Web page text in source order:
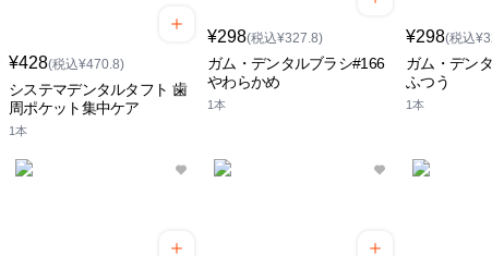
¥428(税込¥470.8)
システマデンタルタフト 歯
周ポケット集中ケア
1本
¥298(税込¥327.8)
ガム・デンタルブラシ#166
やわらかめ
1本
¥298(税込
ガム・デン
ふつう
1本